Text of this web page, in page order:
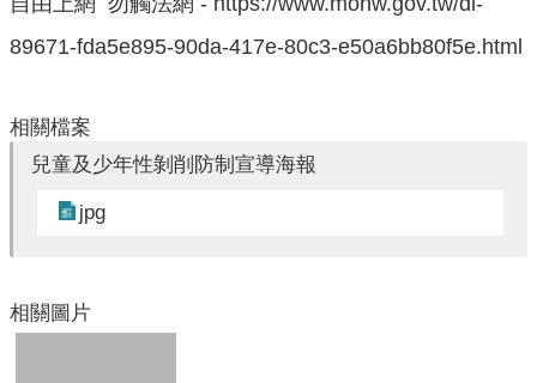
務
統
計
89671-fda5e895-90da-417e-80c3-e50a6bb80f5e.html
相關檔案
兒童及少年性剝削防制宣導海報
jpg
相關圖片